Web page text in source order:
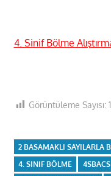
4. Sinif Bölme
Görüntüleme Sayısı:
2 BASAMAKLI SAYILARLA
4. SINIF BÖLME
4SBACS